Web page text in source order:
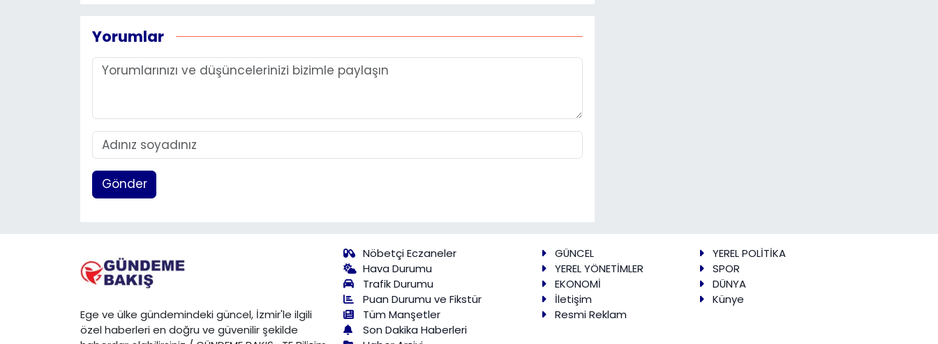
Yorumlar
Gönder
Ege ve ülke gündemindeki güncel, İzmir'le ilgili
özel haberleri en doğru ve güvenilir şekilde
Nöbetçi Eczaneler
Hava Durumu
Trafik Durumu
Puan Durumu ve Fikstür
Tüm Manşetler
Son Dakika Haberleri
GÜNCEL
YEREL POLİTİKA
YEREL YÖNETİMLER
SPOR
EKONOMİ
DÜNYA
İletişim
Künye
Resmi Reklam